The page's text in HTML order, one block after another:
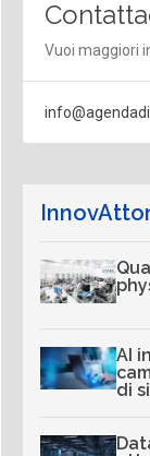
Vuoi maggiori
AI
di